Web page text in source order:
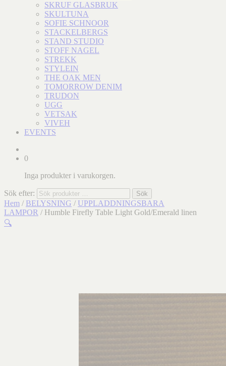
SKRUF GLASBRUK
SKULTUNA
SOFIE SCHNOOR
STACKELBERGS
STAND STUDIO
STOFF NAGEL
STREKK
STYLEIN
THE OAK MEN
TOMORROW DENIM
TRUDON
UGG
VETSAK
VIVEH
EVENTS
0
Inga produkter i varukorgen.
Sök efter: Sök
Hem / BELYSNING / UPPLADDNINGSBARA
LAMPOR / Humble Firefly Table Light Gold/Emerald linen
🔍